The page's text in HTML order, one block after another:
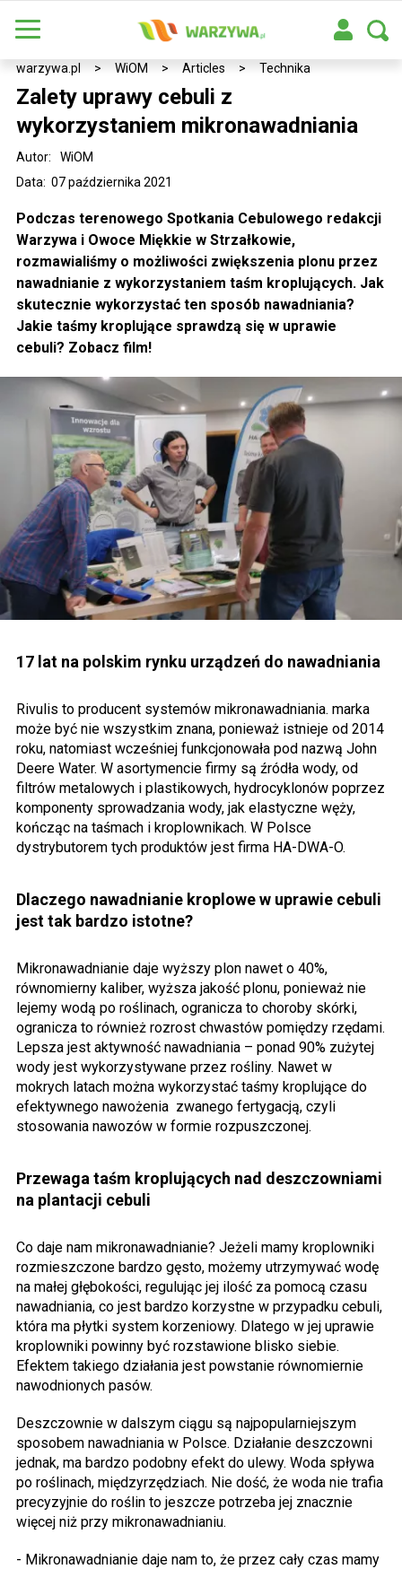
warzywa.pl > WiOM > Articles > Technika
Zalety uprawy cebuli z
wykorzystaniem mikronawadniania
Data: 07 października 2021
Autor: WiOM
Podczas terenowego Spotkania Cebulowego redakcji
Warzywa i Owoce Miękkie w Strzałkowie,
rozmawialiśmy o możliwości zwiększenia plonu przez
nawadnianie z wykorzystaniem taśm kroplujących. Jak
skutecznie wykorzystać ten sposób nawadniania?
Jakie taśmy kroplujące sprawdzą się w uprawie
cebuli? Zobacz film!
17 lat na polskim rynku urządzeń do nawadniania
Rivulis to producent systemów mikronawadniania. marka
może być nie wszystkim znana, ponieważ istnieje od 2014
roku, natomiast wcześniej funkcjonowała pod nazwą John
Deere Water. W asortymencie firmy są źródła wody, od
filtrów metalowych i plastikowych, hydrocyklonów poprzez
komponenty sprowadzania wody, jak elastyczne węży,
kończąc na taśmach i kroplownikach. W Polsce
dystrybutorem tych produktów jest firma HA-DWA-O.
Dlaczego nawadnianie kroplowe w uprawie cebuli
jest tak bardzo istotne?
Mikronawadnianie daje wyższy plon nawet o 40%,
równomierny kaliber, wyższa jakość plonu, ponieważ nie
lejemy wodą po roślinach, ogranicza to choroby skórki,
ogranicza to również rozrost chwastów pomiędzy rzędami.
Lepsza jest aktywność nawadniania – ponad 90% zużytej
wody jest wykorzystywane przez rośliny. Nawet w
mokrych latach można wykorzystać taśmy kroplujące do
efektywnego nawożenia zwanego fertygacją, czyli
stosowania nawozów w formie rozpuszczonej.
Przewaga taśm kroplujących nad deszczowniami
na plantacji cebuli
Co daje nam mikronawadnianie? Jeżeli mamy kroplowniki
rozmieszczone bardzo gęsto, możemy utrzymywać wodę
na małej głębokości, regulując jej ilość za pomocą czasu
nawadniania, co jest bardzo korzystne w przypadku cebuli,
która ma płytki system korzeniowy. Dlatego w jej uprawie
kroplowniki powinny być rozstawione blisko siebie.
Efektem takiego działania jest powstanie równomiernie
nawodnionych pasów.
Deszczownie w dalszym ciągu są najpopularniejszym
sposobem nawadniania w Polsce. Działanie deszczowni
jednak, ma bardzo podobny efekt do ulewy. Woda spływa
po roślinach, międzyrzędziach. Nie dość, że woda nie trafia
precyzyjnie do roślin to jeszcze potrzeba jej znacznie
więcej niż przy mikronawadnianiu.
- Mikronawadnianie daje nam to, że przez cały czas mamy